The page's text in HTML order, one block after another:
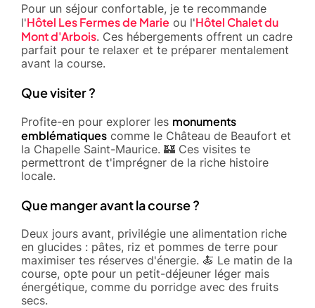
Pour un séjour confortable, je te recommande
l'Hôtel Les Fermes de Marie ou l'Hôtel Chalet du
Mont d'Arbois. Ces hébergements offrent un cadre
parfait pour te relaxer et te préparer mentalement
avant la course.
Que visiter ?
Profite-en pour explorer les monuments
emblématiques comme le Château de Beaufort et
la Chapelle Saint-Maurice. 🏰 Ces visites te
permettront de t'imprégner de la riche histoire
locale.
Que manger avant la course ?
Deux jours avant, privilégie une alimentation riche
en glucides : pâtes, riz et pommes de terre pour
maximiser tes réserves d'énergie. 🍝 Le matin de la
course, opte pour un petit-déjeuner léger mais
énergétique, comme du porridge avec des fruits
secs.